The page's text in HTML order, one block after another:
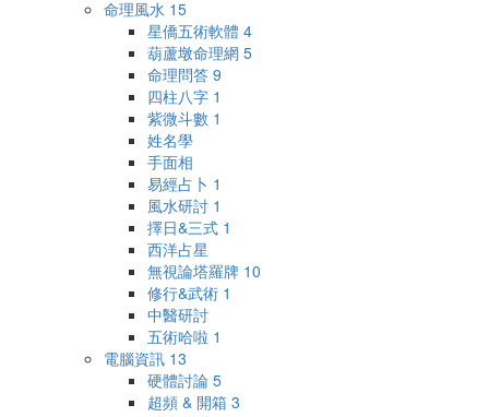
命理風水 15
星僑五術軟體 4
葫蘆墩命理網 5
命理問答 9
四柱八字 1
紫微斗數 1
姓名學
手面相
易經占卜 1
風水研討 1
擇日&三式 1
西洋占星
無視論塔羅牌 10
修行&武術 1
中醫研討
五術哈啦 1
電腦資訊 13
硬體討論 5
超頻 & 開箱 3